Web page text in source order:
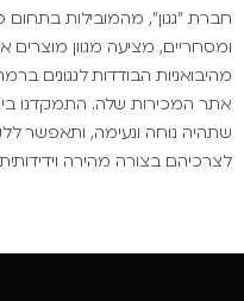
חברת "גגון", מהמובילות בתחום
ומסחריים, מציעה מגוון
מהיבואניות הבודדות לגגונים
אתר המכירות שלה. התמקדנו
שתהיה נוחה ונעימה, ותאפשר
לצרכיהם בצורה מהירה